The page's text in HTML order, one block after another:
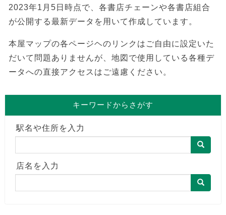
2023年1月5日時点で、各書店チェーンや各書店組合
が公開する最新データを用いて作成しています。
本屋マップの各ページヘのリンクはご自由に設定いた
だいて問題ありませんが、地図で使用している各種デ
ータへの直接アクセスはご遠慮ください。
キーワードからさがす
駅名や住所を入力
店名を入力